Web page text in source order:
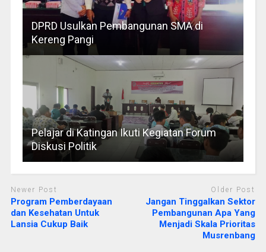
DPRD Usulkan Pembangunan SMA di
Kereng Pangi
Pelajar di Katingan Ikuti Kegiatan Forum
Diskusi Politik
Newer Post
Program Pemberdayaan
dan Kesehatan Untuk
Lansia Cukup Baik
Older Post
Jangan Tinggalkan Sektor
Pembangunan Apa Yang
Menjadi Skala Prioritas
Musrenbang